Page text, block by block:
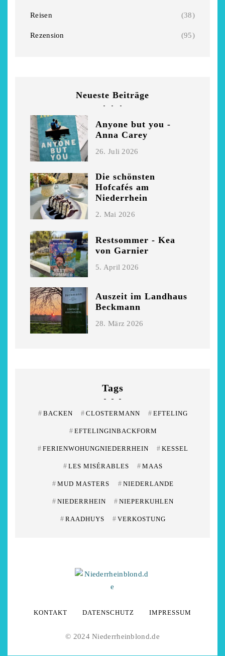
Reisen (38)
Rezension (95)
Neueste Beiträge
Anyone but you -
Anna Carey
26. Juli 2026
Die schönsten
Hofcafés am
Niederrhein
2. Mai 2026
Restsommer - Kea
von Garnier
5. April 2026
Auszeit im Landhaus
Beckmann
28. März 2026
Tags
# BACKEN # CLOSTERMANN # EFTELING
# EFTELINGINBACKFORM
# FERIENWOHUNGNIEDERRHEIN # KESSEL
# LES MISÉRABLES # MAAS
# MUD MASTERS # NIEDERLANDE
# NIEDERRHEIN # NIEPERKUHLEN
# RAADHUYS # VERKOSTUNG
KONTAKT DATENSCHUTZ IMPRESSUM
© 2024 Niederrheinblond.de